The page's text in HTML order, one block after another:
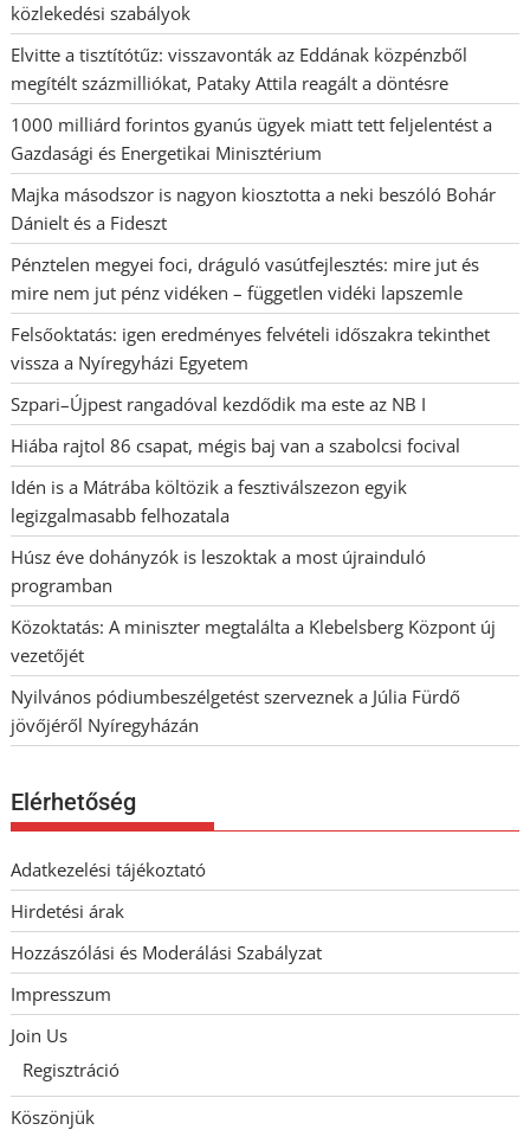
közlekedési szabályok
Elvitte a tisztítótűz: visszavonták az Eddának közpénzből
megítélt százmilliókat, Pataky Attila reagált a döntésre
1000 milliárd forintos gyanús ügyek miatt tett feljelentést a
Gazdasági és Energetikai Minisztérium
Majka másodszor is nagyon kiosztotta a neki beszóló Bohár
Dánielt és a Fideszt
Pénztelen megyei foci, dráguló vasútfejlesztés: mire jut és
mire nem jut pénz vidéken – független vidéki lapszemle
Felsőoktatás: igen eredményes felvételi időszakra tekinthet
vissza a Nyíregyházi Egyetem
Szpari–Újpest rangadóval kezdődik ma este az NB I
Hiába rajtol 86 csapat, mégis baj van a szabolcsi focival
Idén is a Mátrába költözik a fesztiválszezon egyik
legizgalmasabb felhozatala
Húsz éve dohányzók is leszoktak a most újrainduló
programban
Közoktatás: A miniszter megtalálta a Klebelsberg Központ új
vezetőjét
Nyilvános pódiumbeszélgetést szerveznek a Júlia Fürdő
jövőjéről Nyíregyházán
Elérhetőség
Adatkezelési tájékoztató
Hirdetési árak
Hozzászólási és Moderálási Szabályzat
Impresszum
Join Us
Regisztráció
Köszönjük